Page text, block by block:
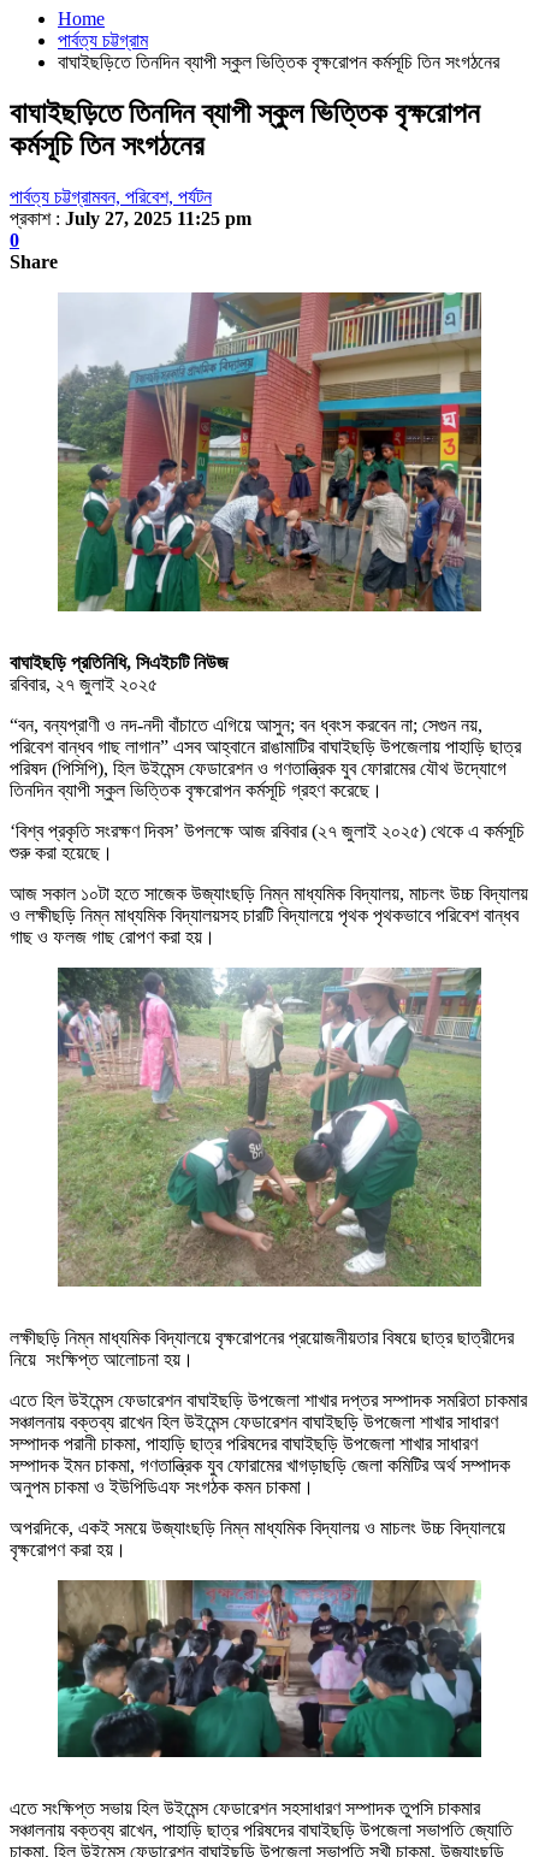
Home
পার্বত্য চট্টগ্রাম
বাঘাইছড়িতে তিনদিন ব্যাপী স্কুল ভিত্তিক বৃক্ষরোপন কর্মসূচি তিন সংগঠনের
বাঘাইছড়িতে তিনদিন ব্যাপী স্কুল ভিত্তিক বৃক্ষরোপন
কর্মসূচি তিন সংগঠনের
পার্বত্য চট্টগ্রামবন, পরিবেশ, পর্যটন
প্রকাশ : July 27, 2025 11:25 pm
0
Share
বাঘাইছড়ি প্রতিনিধি, সিএইচটি নিউজ
রবিবার, ২৭ জুলাই ২০২৫
“বন, বন্যপ্রাণী ও নদ-নদী বাঁচাতে এগিয়ে আসুন; বন ধ্বংস করবেন না; সেগুন নয়,
পরিবেশ বান্ধব গাছ লাগান” এসব আহ্বানে রাঙামাটির বাঘাইছড়ি উপজেলায় পাহাড়ি ছাত্র
পরিষদ (পিসিপি), হিল উইমেন্স ফেডারেশন ও গণতান্ত্রিক যুব ফোরামের যৌথ ‍উদ্যোগে
তিনদিন ব্যাপী স্কুল ভিত্তিক বৃক্ষরোপন কর্মসূচি গ্রহণ করেছে।
‘বিশ্ব প্রকৃতি সংরক্ষণ দিবস’ উপলক্ষে আজ রবিবার (২৭ জুলাই ২০২৫) থেকে এ কর্মসূচি
শুরু করা হয়েছে।
আজ সকাল ১০টা হতে সাজেক উজ্যাংছড়ি নিম্ন মাধ্যমিক বিদ্যালয়, মাচলং উচ্চ বিদ্যালয়
ও লক্ষীছড়ি নিম্ন মাধ্যমিক বিদ্যালয়সহ চারটি বিদ্যালয়ে পৃথক পৃথকভাবে পরিবেশ বান্ধব
গাছ ও ফলজ গাছ রোপণ করা হয়।
লক্ষীছড়ি নিম্ন মাধ্যমিক বিদ্যালয়ে বৃক্ষরোপনের প্রয়োজনীয়তার বিষয়ে ছাত্র ছাত্রীদের
নিয়ে সংক্ষিপ্ত আলোচনা হয়।
এতে হিল উইমেন্স ফেডারেশন বাঘাইছড়ি উপজেলা শাখার দপ্তর সম্পাদক সমরিতা চাকমার
সঞ্চালনায় বক্তব্য রাখেন হিল উইমেন্স ফেডারেশন বাঘাইছড়ি উপজেলা শাখার সাধারণ
সম্পাদক পরানী চাকমা, পাহাড়ি ছাত্র পরিষদের বাঘাইছড়ি উপজেলা শাখার সাধারণ
সম্পাদক ইমন চাকমা, গণতান্ত্রিক যুব ফোরামের খাগড়াছড়ি জেলা কমিটির অর্থ সম্পাদক
অনুপম চাকমা ও ইউপিডিএফ সংগঠক কমন চাকমা।
অপরদিকে, একই সময়ে উজ্যাংছড়ি নিম্ন মাধ্যমিক বিদ্যালয় ও মাচলং উচ্চ বিদ্যালয়ে
বৃক্ষরোপণ করা হয়।
এতে সংক্ষিপ্ত সভায় হিল উইমেন্স ফেডারেশন সহসাধারণ সম্পাদক তুপসি চাকমার
সঞ্চালনায় বক্তব্য রাখেন, পাহাড়ি ছাত্র পরিষদের বাঘাইছড়ি উপজেলা সভাপতি জ্যোতি
চাকমা, হিল উইমেন্স ফেডারেশন বাঘাইছড়ি উপজেলা সভাপতি সুখী চাকমা, উজ্যাংছড়ি